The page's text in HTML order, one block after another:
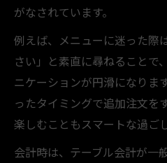
がなされています。
例えば、メニューに迷った際
さい」と素直に尋ねることで
ニケーションが円滑になりま
ったタイミングで追加注文を
楽しむこともスマートな過ご
会計時は、テーブル会計が一